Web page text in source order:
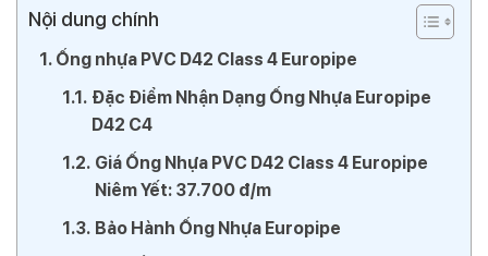
Nội dung chính
Ống nhựa PVC D42 Class 4 Europipe
Đặc Điểm Nhận Dạng Ống Nhựa Europipe
D42 C4
Giá Ống Nhựa PVC D42 Class 4 Europipe
Niêm Yết: 37.700 đ/m
Bảo Hành Ống Nhựa Europipe